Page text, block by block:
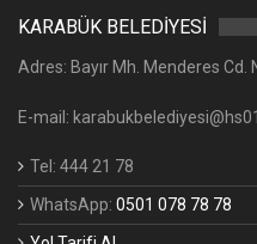
KARABÜK BELEDİYESİ
Adres: Bayır Mh. Menderes Cd.
E-mail:
Tel: 444 21 78
WhatsApp: 0501 078 78 78